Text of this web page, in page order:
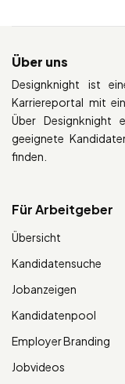
Über uns
Designknight ist
Karriereportal mit
Über Designknight
geeignete
finden.
Für Arbeitgeber
Übersicht
Kandidatensuche
Jobanzeigen
Kandidatenpool
Employer Branding
Jobvideos